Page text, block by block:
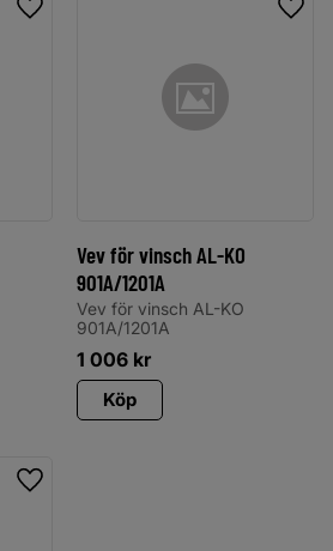
Lägg till i favoriter
Vev för vinsch AL-KO
901A/1201A
Vev för vinsch AL-KO
901A/1201A
1 006 kr
Köp
Lägg till i favoriter